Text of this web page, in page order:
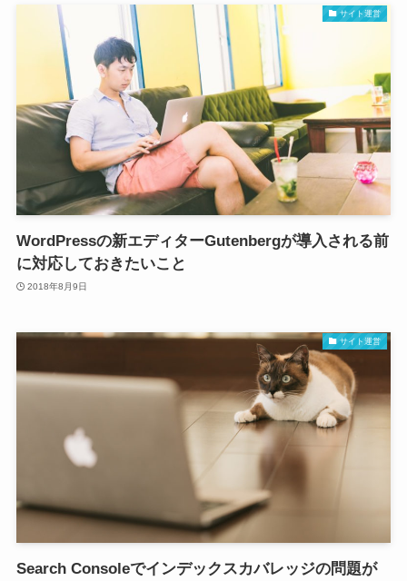
サイト運営
WordPressの新エディターGutenbergが導入される前
に対応しておきたいこと
2018年8月9日
サイト運営
Search Consoleでインデックスカバレッジの問題が